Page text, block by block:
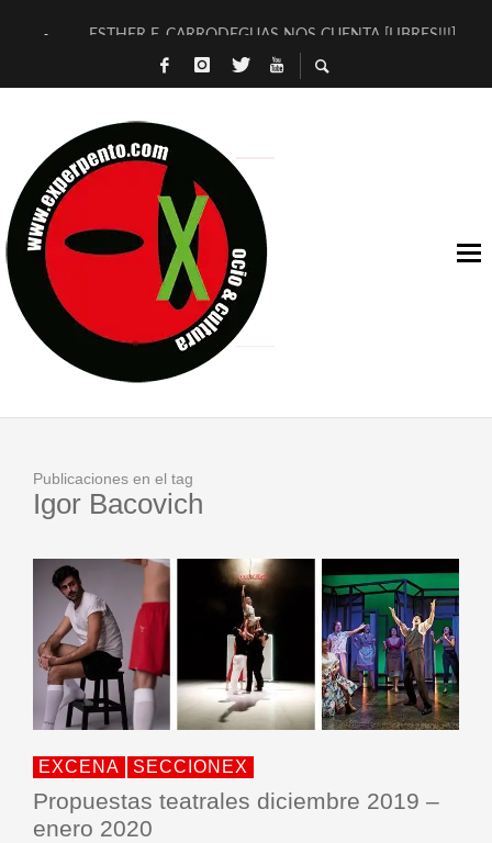
ESTHER F. CARRODEGUAS NOS CUENTA [LIBRES!!!]
[TERRA DE GUAPES] DE SANDRA MONFORT
TIMBRE 4, LA ESCUELA DEL DIRECTOR TEATRAL CLAUDIO
30 AÑOS (NO ES NADA) DE LA KATARSIS DEL TOMATAZO
MILITARES JUDÍAS EN #EXVITA
D’BALDOMEROS REINVENTAN [BITÁCORA 3.0] EN EXVITA
MARSHALL FLASH PRESENTA EN EXVITA [RELATIVA
JOFRE BARDAGÍ EN EXVITA INTERPRETANDO A SERRAT
Publicaciones en el tag
Igor Bacovich
EXCENA SECCIONEX
Propuestas teatrales diciembre 2019 –
enero 2020